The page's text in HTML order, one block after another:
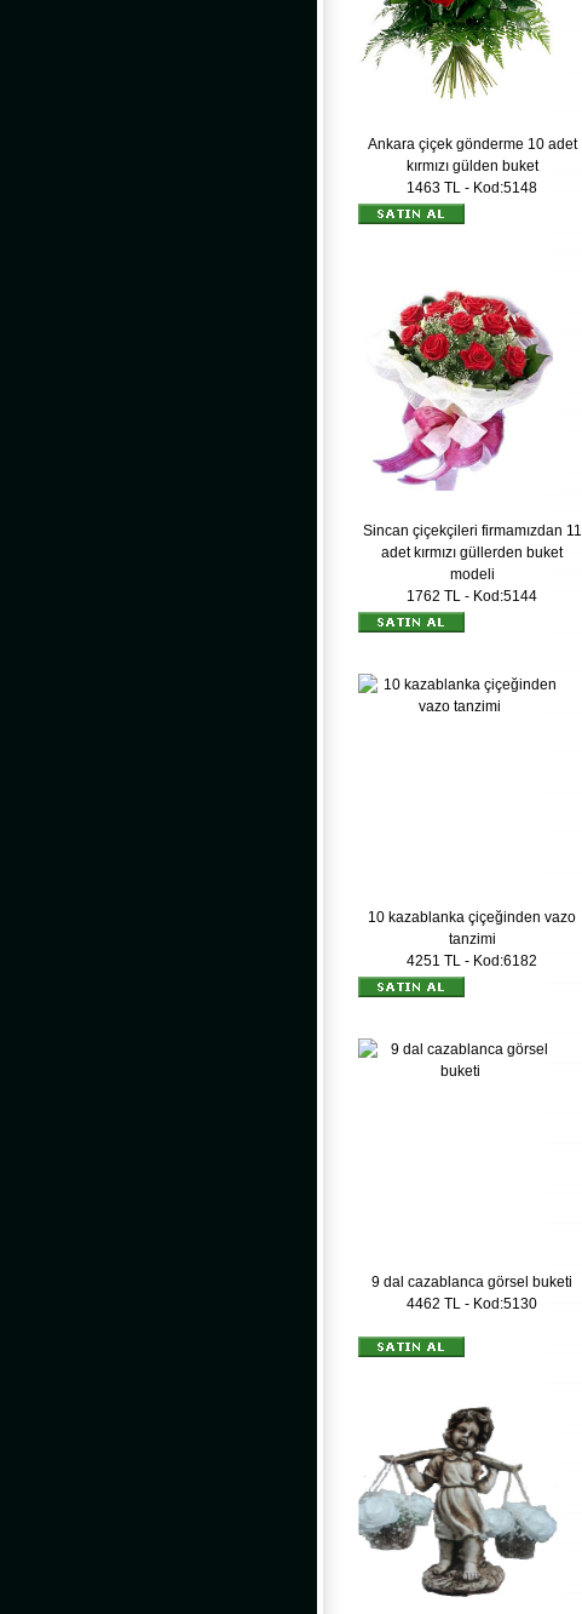
Ankara çiçek gönderme 10 adet
kırmızı gülden buket
1463 TL - Kod:5148
Sincan çiçekçileri firmamızdan 11
adet kırmızı güllerden buket
modeli
1762 TL - Kod:5144
10 kazablanka çiçeğinden vazo
tanzimi
4251 TL - Kod:6182
9 dal cazablanca görsel buketi
4462 TL - Kod:5130